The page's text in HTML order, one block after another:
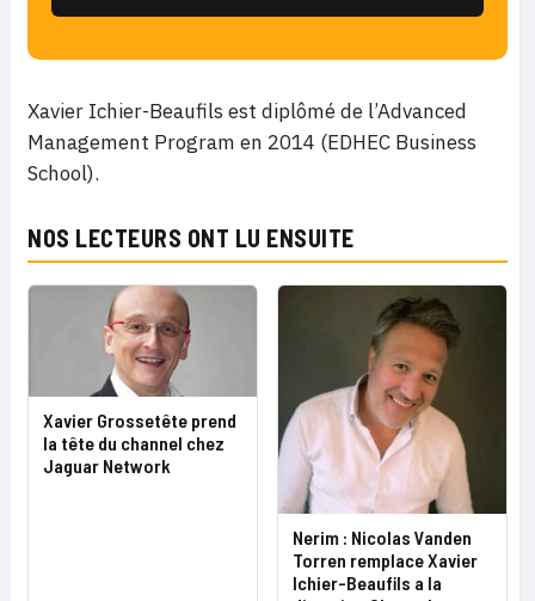
Xavier Ichier-Beaufils est diplômé de l’Advanced
Management Program en 2014 (EDHEC Business
School).
NOS LECTEURS ONT LU ENSUITE
Xavier Grossetête prend
la tête du channel chez
Jaguar Network
Nerim : Nicolas Vanden
Torren remplace Xavier
Ichier-Beaufils a la